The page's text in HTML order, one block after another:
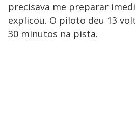
precisava me preparar
explicou. O piloto deu 13
30 minutos na pista.